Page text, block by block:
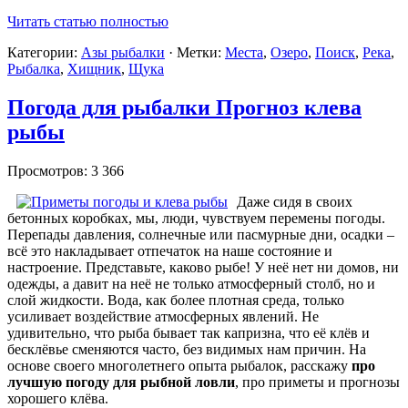
Читать статью полностью
Категории: Азы рыбалки · Метки: Места, Озеро, Поиск, Река,
Рыбалка, Хищник, Щука
Погода для рыбалки Прогноз клева
рыбы
Просмотров: 3 366
Даже сидя в своих
бетонных коробках, мы, люди, чувствуем перемены погоды.
Перепады давления, солнечные или пасмурные дни, осадки –
всё это накладывает отпечаток на наше состояние и
настроение. Представьте, каково рыбе! У неё нет ни домов, ни
одежды, а давит на неё не только атмосферный столб, но и
слой жидкости. Вода, как более плотная среда, только
усиливает воздействие атмосферных явлений. Не
удивительно, что рыба бывает так капризна, что её клёв и
бесклёвье сменяются часто, без видимых нам причин. На
основе своего многолетнего опыта рыбалок, расскажу про
лучшую погоду для рыбной ловли, про приметы и прогнозы
хорошего клёва.